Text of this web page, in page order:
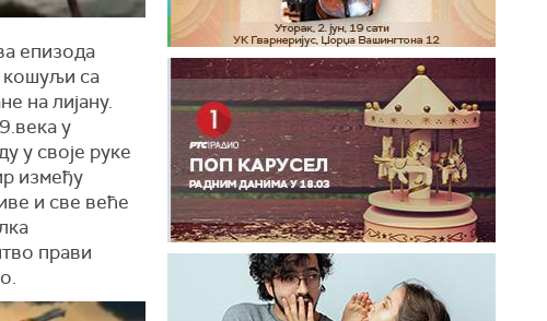
епизода
кошуљи са
на лијану.
у
у своје руке
између
и све веће
прави